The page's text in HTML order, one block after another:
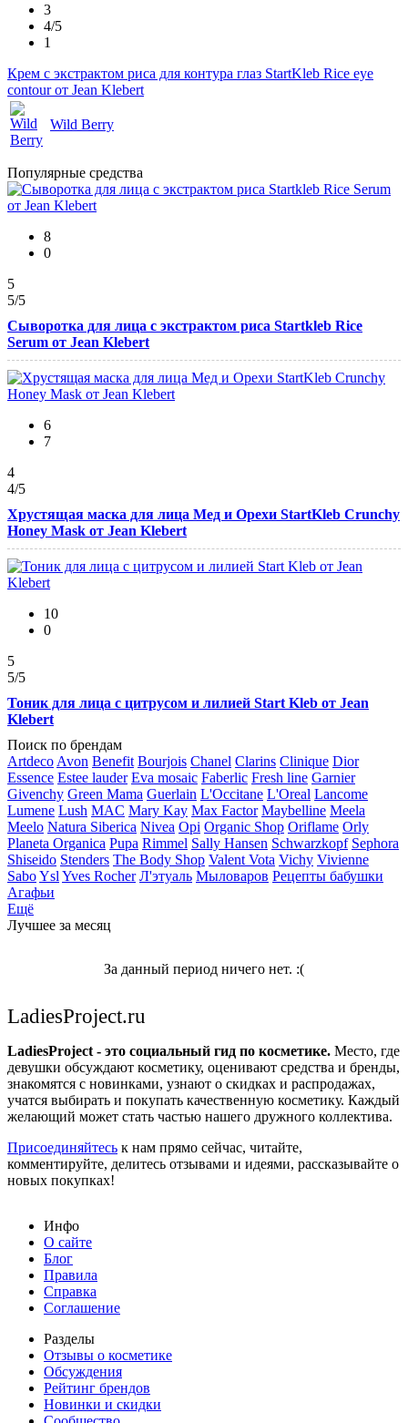
3
4/5
1
Крем с экстрактом риса для контура глаз StartKleb Rice eye
contour от Jean Klebert
Wild Berry
Популярные средства
8
0
5
5/5
Сыворотка для лица с экстрактом риса Startkleb Rice
Serum от Jean Klebert
6
7
4
4/5
Хрустящая маска для лица Мед и Орехи StartKleb Crunchy
Honey Mask от Jean Klebert
10
0
5
5/5
Тоник для лица с цитрусом и лилией Start Kleb от Jean
Klebert
Поиск по брендам
Artdeco Avon Benefit Bourjois Chanel Clarins Clinique Dior
Essence Estee lauder Eva mosaic Faberlic Fresh line Garnier
Givenchy Green Mama Guerlain L'Occitane L'Oreal Lancome
Lumene Lush MAC Mary Kay Max Factor Maybelline Meela
Meelo Natura Siberica Nivea Opi Organic Shop Oriflame Orly
Planeta Organica Pupa Rimmel Sally Hansen Schwarzkopf Sephora
Shiseido Stenders The Body Shop Valent Vota Vichy Vivienne
SaboYsl Yves Rocher Л'этуаль Мыловаров Рецепты бабушки
Агафьи
Ещё
Лучшее за месяц
За данный период ничего нет. :(
LadiesProject.ru
LadiesProject - это социальный гид по косметике. Место, где
девушки обсуждают косметику, оценивают средства и бренды,
знакомятся с новинками, узнают о скидках и распродажах,
учатся выбирать и покупать качественную косметику. Каждый
желающий может стать частью нашего дружного коллектива.
Присоединяйтесь к нам прямо сейчас, читайте,
комментируйте, делитесь отзывами и идеями, рассказывайте о
новых покупках!
Инфо
О сайте
Блог
Правила
Справка
Соглашение
Разделы
Отзывы о косметике
Обсуждения
Рейтинг брендов
Новинки и скидки